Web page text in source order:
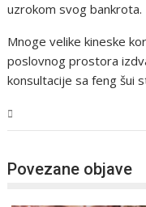
uzrokom svog bankrota.
Mnoge velike kineske
poslovnog prostora
konsultacije sa feng šui
Povezane objave